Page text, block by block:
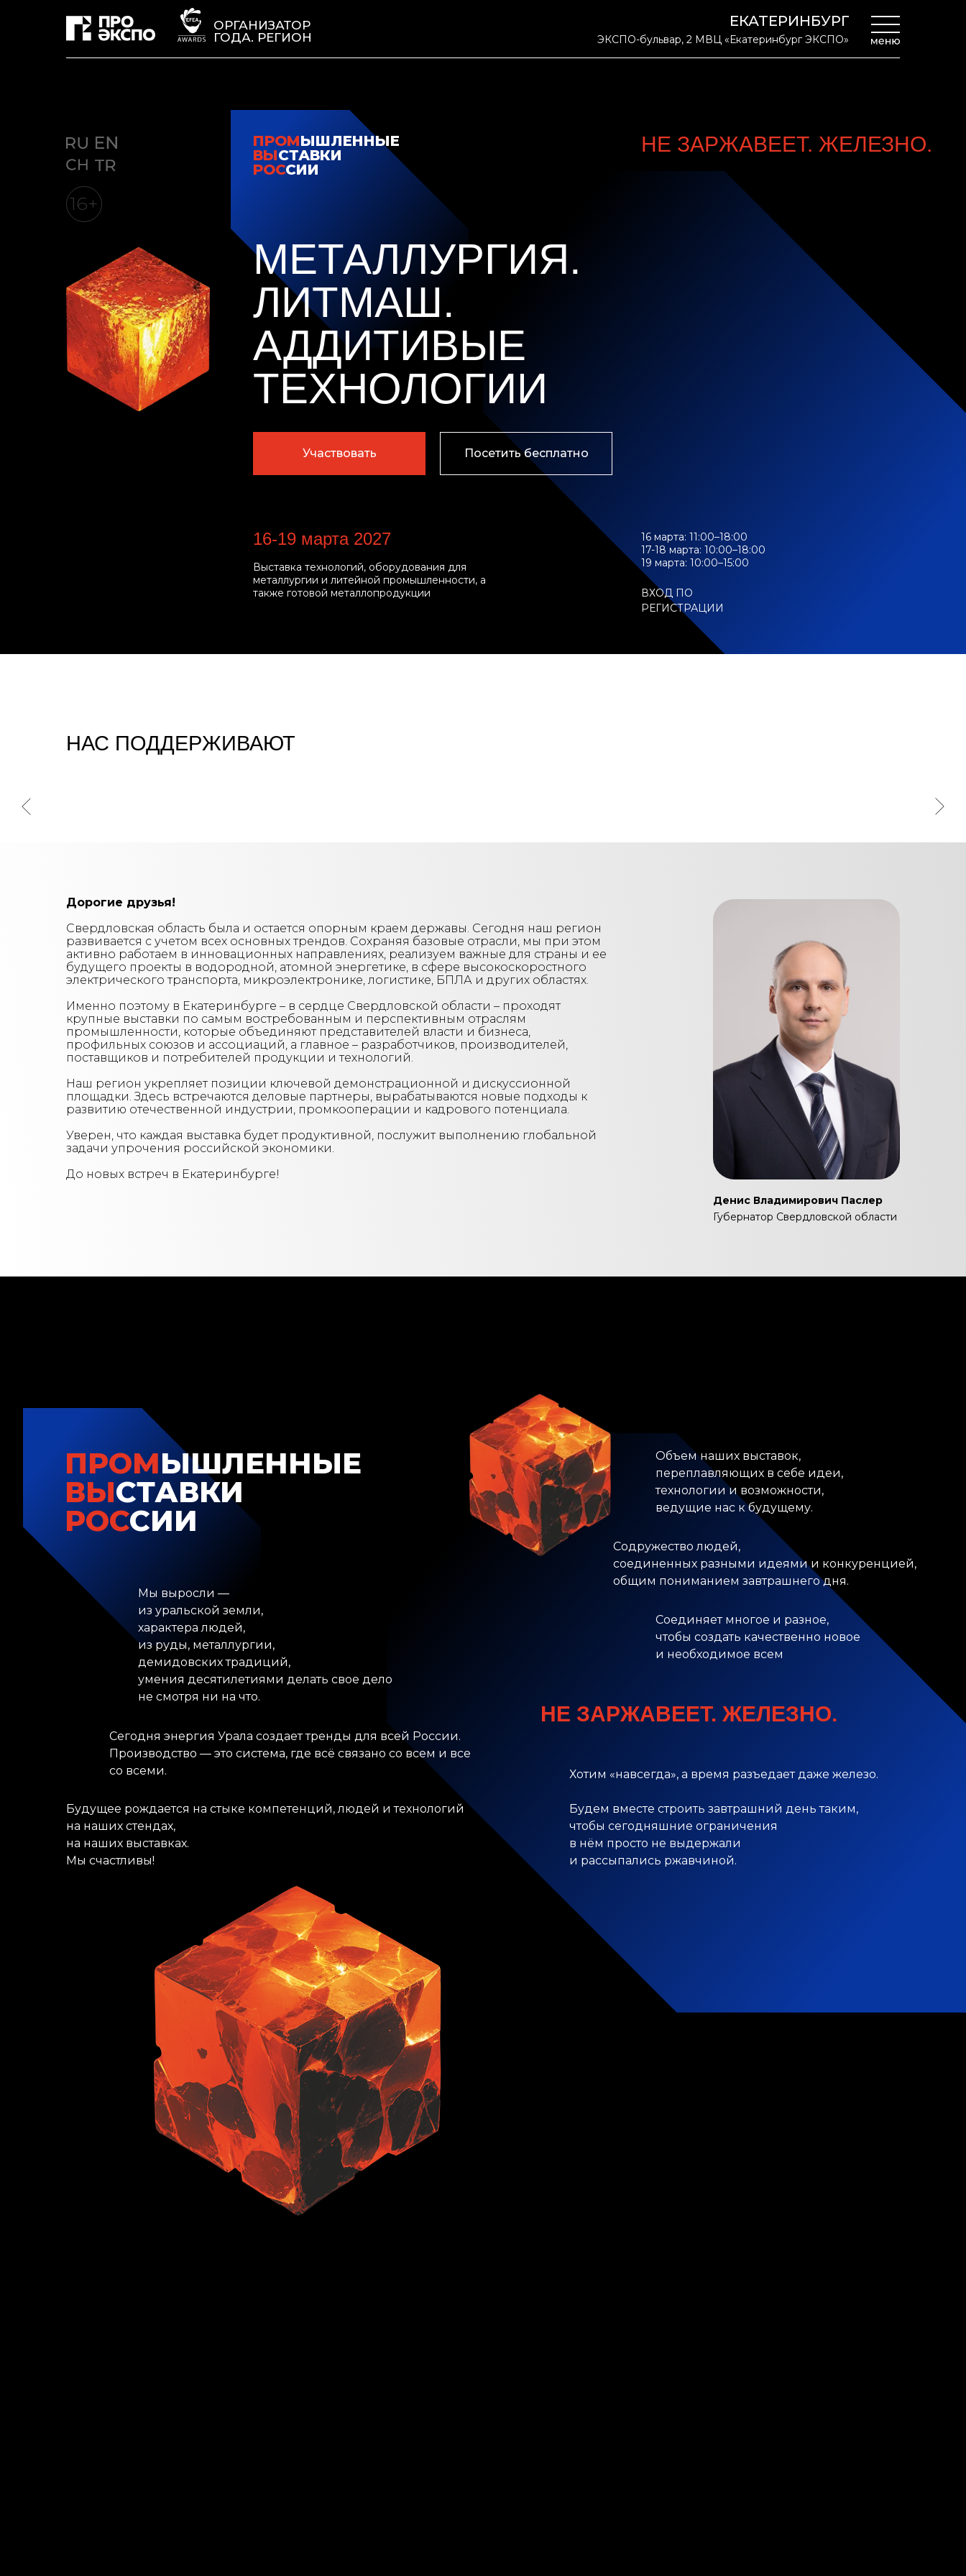
ЕКАТЕРИНБУРГ
ЭКСПО-бульвар, 2 МВЦ «Екатеринбург ЭКСПО»
ОРГАНИЗАТОР
ГОДА. РЕГИОН
НЕ ЗАРЖАВЕЕТ. ЖЕЛЕЗНО.
ПРОМЫШЛЕННЫЕ
ВЫСТАВКИ
РОССИИ
Посетить бесплатно
Участвовать
16-19 марта 2027
МЕТАЛЛУРГИЯ.
ЛИТМАШ.
АДДИТИВЫЕ
ТЕХНОЛОГИИ
16+
Выставка технологий, оборудования для
металлургии и литейной промышленности, а
также готовой металлопродукции
16 марта: 11:00–18:00
17-18 марта: 10:00–18:00
19 марта: 10:00–15:00
ВХОД ПО
РЕГИСТРАЦИИ
НАС ПОДДЕРЖИВАЮТ
Дорогие друзья!
Свердловская область была и остается опорным краем державы. Сегодня наш регион
развивается с учетом всех основных трендов. Сохраняя базовые отрасли, мы при этом
активно работаем в инновационных направлениях, реализуем важные для страны и ее
будущего проекты в водородной, атомной энергетике, в сфере высокоскоростного
электрического транспорта, микроэлектронике, логистике, БПЛА и других областях.
Именно поэтому в Екатеринбурге – в сердце Свердловской области – проходят
крупные выставки по самым востребованным и перспективным отраслям
промышленности, которые объединяют представителей власти и бизнеса,
профильных союзов и ассоциаций, а главное – разработчиков, производителей,
поставщиков и потребителей продукции и технологий.
Наш регион укрепляет позиции ключевой демонстрационной и дискуссионной
площадки. Здесь встречаются деловые партнеры, вырабатываются новые подходы к
развитию отечественной индустрии, промкооперации и кадрового потенциала.
Уверен, что каждая выставка будет продуктивной, послужит выполнению глобальной
задачи упрочения российской экономики.
До новых встреч в Екатеринбурге!
Денис Владимирович Паслер
Губернатор Свердловской области
Хотим «навсегда», а время разъедает даже железо.
Будем вместе строить завтрашний день таким,
чтобы сегодняшние ограничения
в нём просто не выдержали
и рассыпались ржавчиной.
НЕ ЗАРЖАВЕЕТ. ЖЕЛЕЗНО.
ПРОМЫШЛЕННЫЕ
ВЫСТАВКИ
РОССИИ
Соединяет многое и разное,
чтобы создать качественно новое
и необходимое всем
Содружество людей,
соединенных разными идеями и конкуренцией,
общим пониманием завтрашнего дня.
Объем наших выставок,
переплавляющих в себе идеи,
технологии и возможности,
ведущие нас к будущему.
Будущее рождается на стыке компетенций, людей и технологий
на наших стендах,
на наших выставках.
Мы счастливы!
Сегодня энергия Урала создает тренды для всей России.
Производство — это система, где всё связано со всем и все
со всеми.
Мы выросли —
из уральской земли,
характера людей,
из руды, металлургии,
демидовских традиций,
умения десятилетиями делать свое дело
не смотря ни на что.